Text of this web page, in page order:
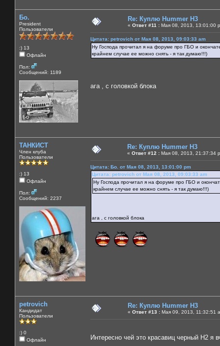
Бо.
President
Пользователи
:) 13
Офлайн
Пол:
Сообщений: 1189
Re: Куплю Hummer H3
« Ответ #11 : Мая 08, 2013, 13:01:00
Цитата: petrovich от Мая 08, 2013, 09:03:33 am
Ну Господа прочитал я на форуме про ГБО и
крайнем случае ее можно снять - я так думаю!!!)
ага , с головкой блока
ТАНКИСТ
Член клуба
Пользователи
:) 13
Офлайн
Пол:
Сообщений: 2237
Re: Куплю Hummer H3
« Ответ #12 : Мая 08, 2013, 21:37:34
Цитата: Бо. от Мая 08, 2013, 13:01:00 pm
Цитата: petrovich от Мая 08, 2013, 09:03:33 am
Ну Господа прочитал я на форуме про ГБО и
крайнем случае ее можно снять - я так думаю!!!)
ага , с головкой блока
petrovich
Кандидат
Пользователи
:) 0
Офлайн
Re: Куплю Hummer H3
« Ответ #13 : Мая 09, 2013, 11:32:51
Интересно чей это красавиц черный Н2 я